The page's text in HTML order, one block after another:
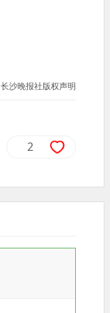
长沙晚报社版权声明
2